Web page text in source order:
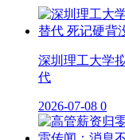
深圳理工大学
代
2026-07-08 0